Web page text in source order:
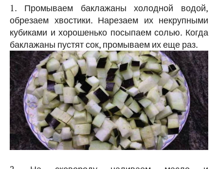
1. Промываем баклажаны холодной водой,
обрезаем хвостики. Нарезаем их некрупными
кубиками и хорошенько посыпаем солью. Когда
баклажаны пустят сок, промываем их еще раз.